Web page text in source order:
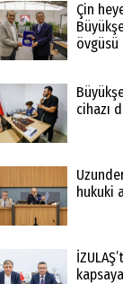
Çin
övgüsü
cihazı
hukuki